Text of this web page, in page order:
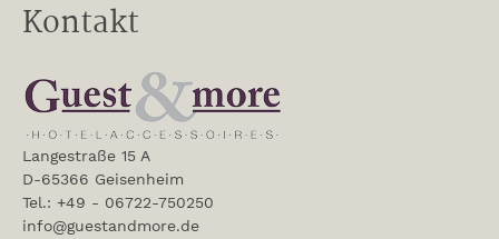
Kontakt
Langestraße 15 A
D-65366 Geisenheim
Tel.: +49 - 06722-750250
info@guestandmore.de